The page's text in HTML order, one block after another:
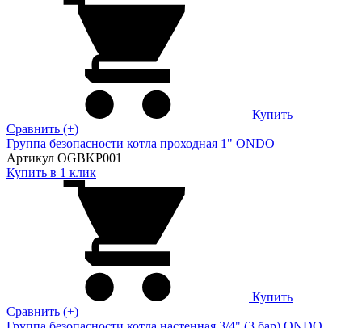
Купить
Сравнить (+)
Группа безопасности котла проходная 1" ONDO
Артикул OGBKP001
Купить в 1 клик
Купить
Сравнить (+)